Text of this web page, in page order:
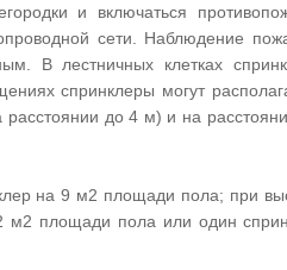
и включаться
сети. Наблюдение
В лестничных клетках
спринклеры могут
до 4 м) и на
на 9 м2 площади пола; при
м2 площади пола или один